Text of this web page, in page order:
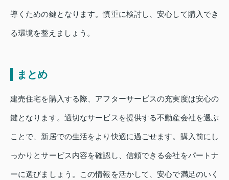
導くための鍵となります。慎重に検討し、安心して購入でき
る環境を整えましょう。
まとめ
建売住宅を購入する際、アフターサービスの充実度は安心の
鍵となります。適切なサービスを提供する不動産会社を選ぶ
ことで、新居での生活をより快適に過ごせます。購入前にし
っかりとサービス内容を確認し、信頼できる会社をパートナ
ーに選びましょう。この情報を活かして、安心で満足のいく